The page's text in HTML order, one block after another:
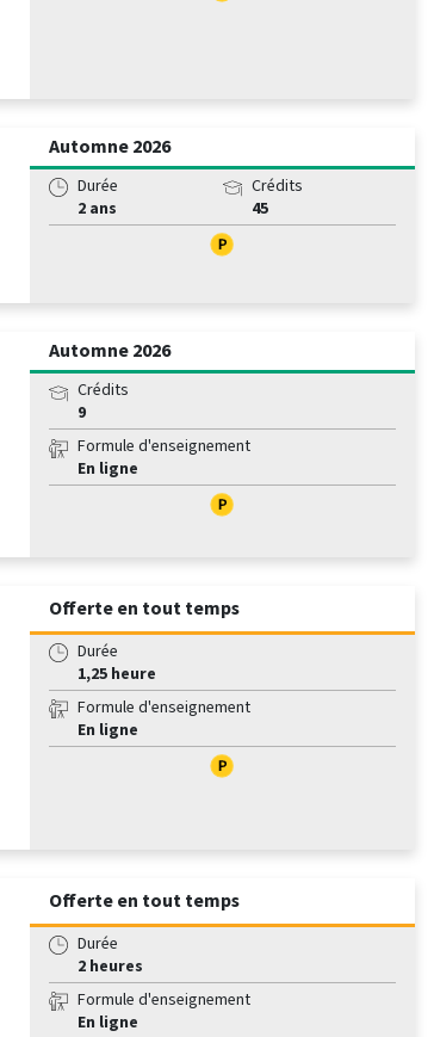
Automne 2026
Durée
2 ans
Crédits
45
Automne 2026
Crédits
9
Formule d'enseignement
En ligne
Offerte en tout temps
Durée
1,25 heure
Formule d'enseignement
En ligne
Offerte en tout temps
Durée
2 heures
Formule d'enseignement
En ligne